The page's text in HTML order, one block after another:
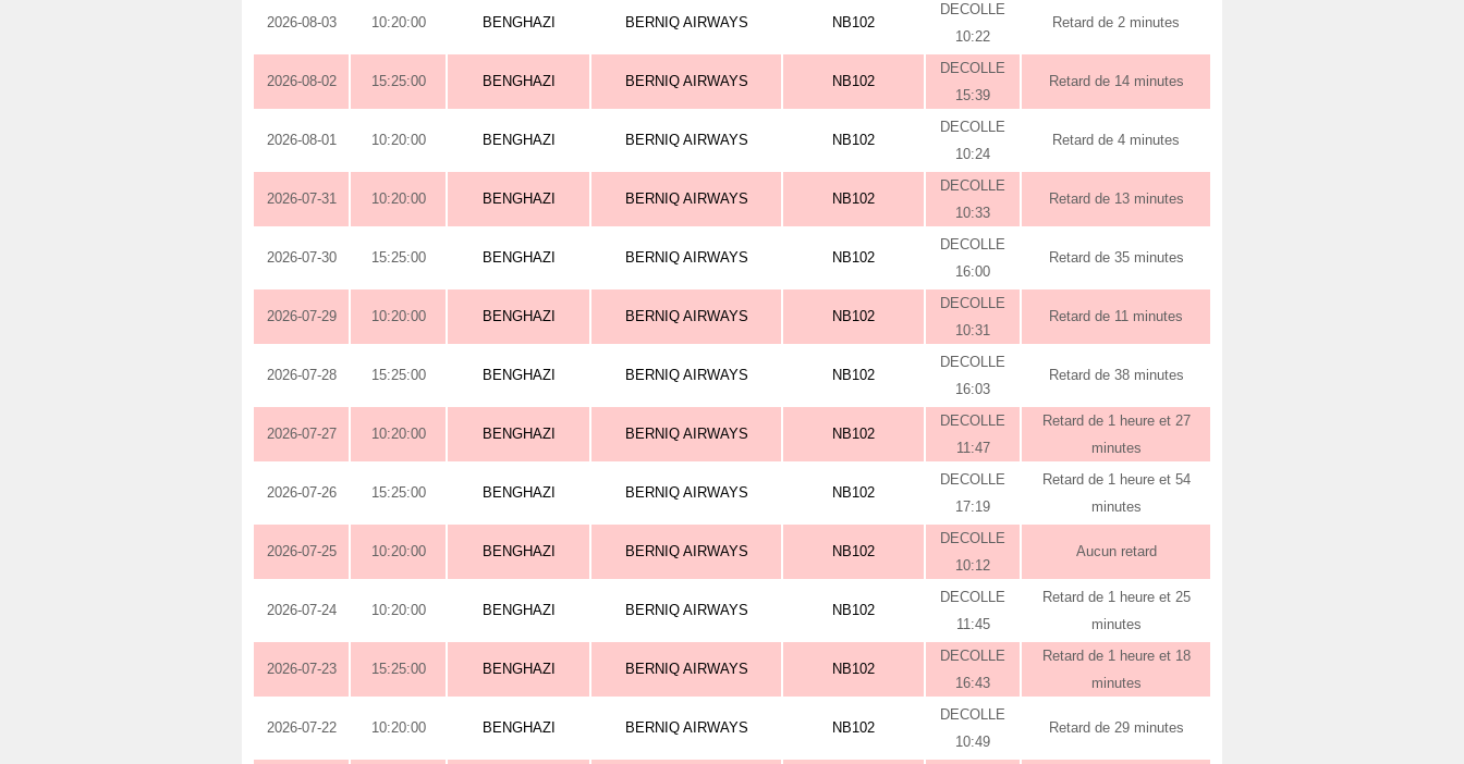
2026-08-03 10:20:00 BENGHAZI BERNIQ AIRWAYS NB102
DECOLLE
10:22
Retard de 2 minutes
2026-08-02 15:25:00 BENGHAZI BERNIQ AIRWAYS NB102
DECOLLE
15:39
Retard de 14 minutes
2026-08-01 10:20:00 BENGHAZI BERNIQ AIRWAYS NB102
DECOLLE
10:24
Retard de 4 minutes
2026-07-31 10:20:00 BENGHAZI BERNIQ AIRWAYS NB102
DECOLLE
10:33
Retard de 13 minutes
2026-07-30 15:25:00 BENGHAZI BERNIQ AIRWAYS NB102
DECOLLE
16:00
Retard de 35 minutes
2026-07-29 10:20:00 BENGHAZI BERNIQ AIRWAYS NB102
DECOLLE
10:31
Retard de 11 minutes
2026-07-28 15:25:00 BENGHAZI BERNIQ AIRWAYS NB102
DECOLLE
16:03
Retard de 38 minutes
2026-07-27 10:20:00 BENGHAZI BERNIQ AIRWAYS NB102
DECOLLE
11:47
Retard de 1 heure et 27
minutes
2026-07-26 15:25:00 BENGHAZI BERNIQ AIRWAYS NB102
DECOLLE
17:19
Retard de 1 heure et 54
minutes
2026-07-25 10:20:00 BENGHAZI BERNIQ AIRWAYS NB102
DECOLLE
10:12
Aucun retard
2026-07-24 10:20:00 BENGHAZI BERNIQ AIRWAYS NB102
DECOLLE
11:45
Retard de 1 heure et 25
minutes
2026-07-23 15:25:00 BENGHAZI BERNIQ AIRWAYS NB102
DECOLLE
16:43
Retard de 1 heure et 18
minutes
2026-07-22 10:20:00 BENGHAZI BERNIQ AIRWAYS NB102
DECOLLE
10:49
Retard de 29 minutes